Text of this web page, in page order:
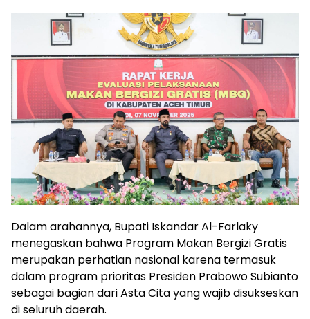
Dalam arahannya, Bupati Iskandar Al-Farlaky
menegaskan bahwa Program Makan Bergizi Gratis
merupakan perhatian nasional karena termasuk
dalam program prioritas Presiden Prabowo Subianto
sebagai bagian dari Asta Cita yang wajib disukseskan
di seluruh daerah.